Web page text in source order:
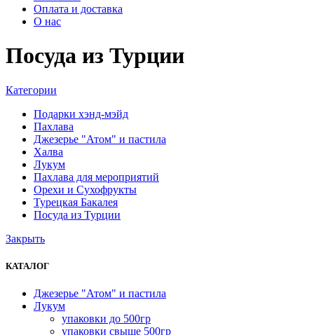
Оплата и доставка
О нас
Посуда из Турции
Категории
Подарки хэнд-мэйд
Пахлава
Джезерье "Атом" и пастила
Халва
Лукум
Пахлава для мероприятий
Орехи и Сухофрукты
Турецкая Бакалея
Посуда из Турции
Закрыть
КАТАЛОГ
Джезерье "Атом" и пастила
Лукум
упаковки до 500гр
упаковки свыше 500гр